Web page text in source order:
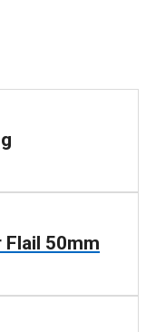
50mm